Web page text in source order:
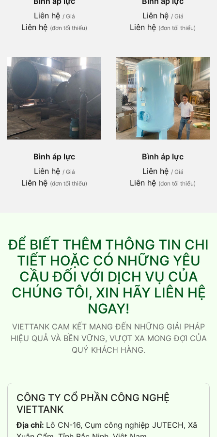
Liên hệ / Giá
Liên hệ (đơn tối thiểu)
Liên hệ / Giá
Liên hệ (đơn tối thiểu)
Bình áp lực
Liên hệ / Giá
Liên hệ (đơn tối thiểu)
Bình áp lực
Liên hệ / Giá
Liên hệ (đơn tối thiểu)
ĐỂ BIẾT THÊM THÔNG TIN CHI
TIẾT HOẶC CÓ NHỮNG YÊU
CẦU ĐỐI VỚI DỊCH VỤ CỦA
CHÚNG TÔI, XIN HÃY LIÊN HỆ
NGAY!
VIETTANK CAM KẾT MANG ĐẾN NHỮNG GIẢI PHÁP
HIỆU QUẢ VÀ BỀN VỮNG, VƯỢT XA MONG ĐỢI CỦA
QUÝ KHÁCH HÀNG.
CÔNG TY CỔ PHẦN CÔNG NGHỆ
VIETTANK
Địa chỉ: Lô CN-16, Cụm công nghiệp JUTECH, Xã